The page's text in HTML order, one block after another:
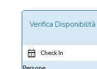
Verifica Disponibilità
Check In